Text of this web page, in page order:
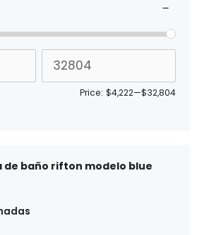
Price: $4,222—$32,804
de baño rifton modelo blue